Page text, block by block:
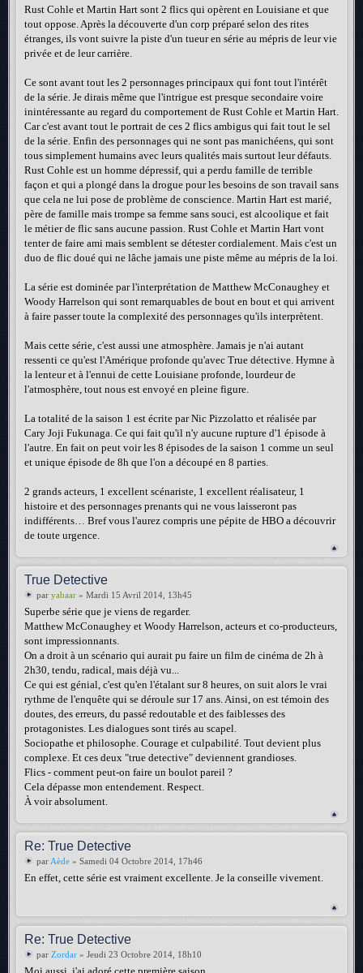
Rust Cohle et Martin Hart sont 2 flics qui opèrent en Louisiane et que
tout oppose. Après la découverte d'un corp préparé selon des rites
étranges, ils vont suivre la piste d'un tueur en série au mépris de leur vie
privée et de leur carrière.
Ce sont avant tout les 2 personnages principaux qui font tout l'intérêt
de la série. Je dirais même que l'intrigue est presque secondaire voire
inintéressante au regard du comportement de Rust Cohle et Martin Hart.
Car c'est avant tout le portrait de ces 2 flics ambigus qui fait tout le sel
de la série. Enfin des personnages qui ne sont pas manichéens, qui sont
tous simplement humains avec leurs qualités mais surtout leur défauts.
Rust Cohle est un homme dépressif, qui a perdu famille de terrible
façon et qui a plongé dans la drogue pour les besoins de son travail sans
que cela ne lui pose de problème de conscience. Martin Hart est marié,
père de famille mais trompe sa femme sans souci, est alcoolique et fait
le métier de flic sans aucune passion. Rust Cohle et Martin Hart vont
tenter de faire ami mais semblent se détester cordialement. Mais c'est un
duo de flic doué qui ne lâche jamais une piste même au mépris de la loi.
La série est dominée par l'interprétation de Matthew McConaughey et
Woody Harrelson qui sont remarquables de bout en bout et qui arrivent
à faire passer toute la complexité des personnages qu'ils interprètent.
Mais cette série, c'est aussi une atmosphère. Jamais je n'ai autant
ressenti ce qu'est l'Amérique profonde qu'avec True détective. Hymne à
la lenteur et à l'ennui de cette Louisiane profonde, lourdeur de
l'atmosphère, tout nous est envoyé en pleine figure.
La totalité de la saison 1 est écrite par Nic Pizzolatto et réalisée par
Cary Joji Fukunaga. Ce qui fait qu'il n'y aucune rupture d'1 épisode à
l'autre. En fait on peut voir les 8 épisodes de la saison 1 comme un seul
et unique épisode de 8h que l'on a découpé en 8 parties.
2 grands acteurs, 1 excellent scénariste, 1 excellent réalisateur, 1
histoire et des personnages prenants qui ne vous laisseront pas
indifférents… Bref vous l'aurez compris une pépite de HBO a découvrir
de toute urgence.
True Detective
par yabaar » Mardi 15 Avril 2014, 13h45
Superbe série que je viens de regarder.
Matthew McConaughey et Woody Harrelson, acteurs et co-producteurs,
sont impressionnants.
On a droit à un scénario qui aurait pu faire un film de cinéma de 2h à
2h30, tendu, radical, mais déjà vu...
Ce qui est génial, c'est qu'en l'étalant sur 8 heures, on suit alors le vrai
rythme de l'enquête qui se déroule sur 17 ans. Ainsi, on est témoin des
doutes, des erreurs, du passé redoutable et des faiblesses des
protagonistes. Les dialogues sont tirés au scapel.
Sociopathe et philosophe. Courage et culpabilité. Tout devient plus
complexe. Et ces deux "true detective" deviennent grandioses.
Flics - comment peut-on faire un boulot pareil ?
Cela dépasse mon entendement. Respect.
À voir absolument.
Re: True Detective
par Aède » Samedi 04 Octobre 2014, 17h46
En effet, cette série est vraiment excellente. Je la conseille vivement.
Re: True Detective
par Zordar » Jeudi 23 Octobre 2014, 18h10